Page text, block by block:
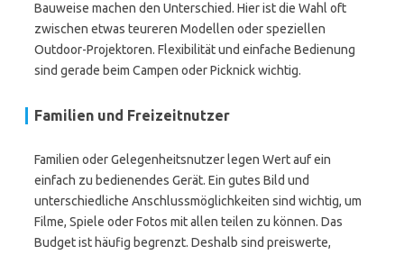
Bauweise machen den Unterschied. Hier ist die Wahl oft
zwischen etwas teureren Modellen oder speziellen
Outdoor-Projektoren. Flexibilität und einfache Bedienung
sind gerade beim Campen oder Picknick wichtig.
Familien und Freizeitnutzer
Familien oder Gelegenheitsnutzer legen Wert auf ein
einfach zu bedienendes Gerät. Ein gutes Bild und
unterschiedliche Anschlussmöglichkeiten sind wichtig, um
Filme, Spiele oder Fotos mit allen teilen zu können. Das
Budget ist häufig begrenzt. Deshalb sind preiswerte,